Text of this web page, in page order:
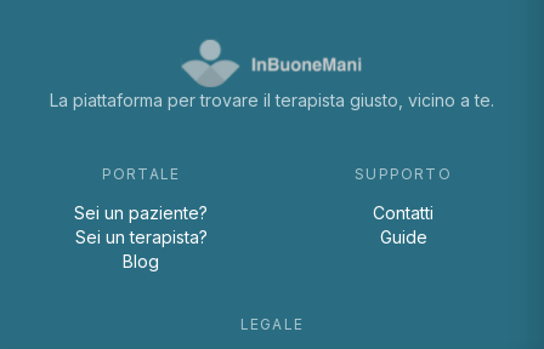
La piattaforma per trovare il terapista giusto, vicino a te.
PORTALE
Sei un paziente?
Sei un terapista?
Blog
SUPPORTO
Contatti
Guide
LEGALE